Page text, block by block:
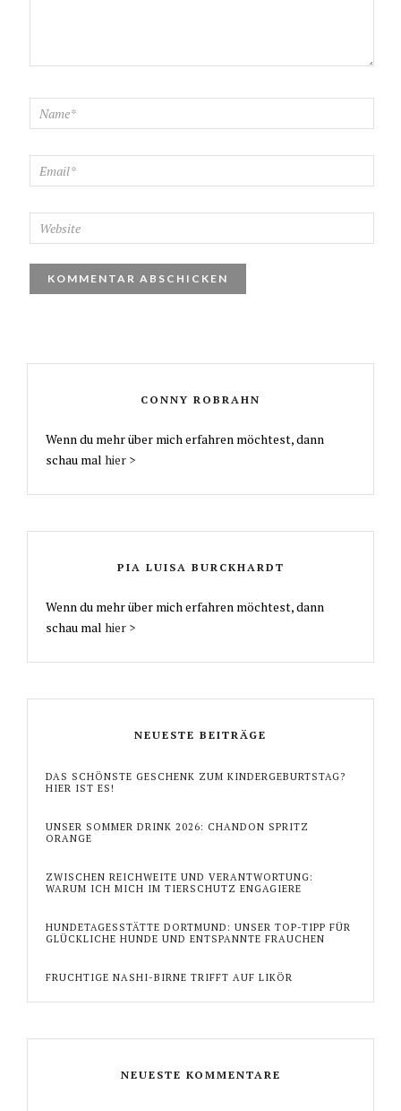
CONNY ROBRAHN
Wenn du mehr über mich erfahren möchtest, dann
schau mal hier >
PIA LUISA BURCKHARDT
Wenn du mehr über mich erfahren möchtest, dann
schau mal hier >
NEUESTE BEITRÄGE
DAS SCHÖNSTE GESCHENK ZUM KINDERGEBURTSTAG?
HIER IST ES!
UNSER SOMMER DRINK 2026: CHANDON SPRITZ
ORANGE
ZWISCHEN REICHWEITE UND VERANTWORTUNG:
WARUM ICH MICH IM TIERSCHUTZ ENGAGIERE
HUNDETAGESSTÄTTE DORTMUND: UNSER TOP-TIPP FÜR
GLÜCKLICHE HUNDE UND ENTSPANNTE FRAUCHEN
FRUCHTIGE NASHI-BIRNE TRIFFT AUF LIKÖR
NEUESTE KOMMENTARE